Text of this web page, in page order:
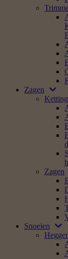
Zagen
Zagen
Snoeien